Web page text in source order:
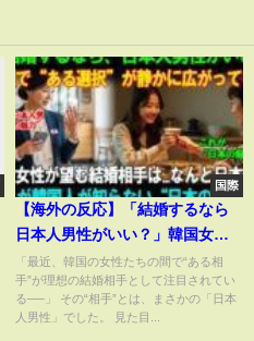
国際
【海外の反応】「結婚するなら
日本人男性がいい？」韓国女性
の間で静かに広がる“ある選
択”とは
「最近、韓国の女性たちの間で“ある相
手”が理想の結婚相手として注目されてい
る──」 その“相手”とは、まさかの「日本
人男性」でした。 見た目...